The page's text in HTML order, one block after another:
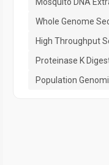
Whole Genome
High Throughput
Proteinase K
Population